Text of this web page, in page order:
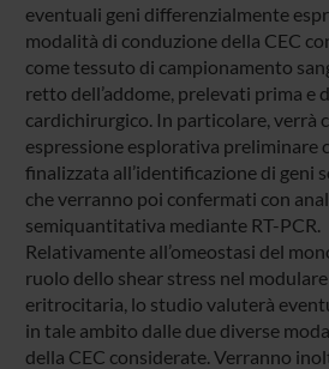
eventuali geni differenzialmente
modalità di conduzione della CEC
come tessuto di campionamento
retto dell’addome, prelevati prima e
cardichirurgico. In particolare, verrà
espressione esplorativa preliminare
finalizzata all’identificazione di geni
che verranno poi confermati con
semiquantitativa mediante RT-PCR.
Relativamente all’omeostasi del
ruolo dello shear stress nel
eritrocitaria, lo studio valuterà
in tale ambito dalle due diverse
della CEC considerate. Verranno